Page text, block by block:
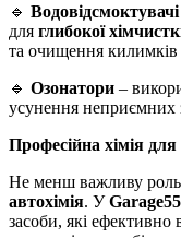
🔹
для глибокої
та очищення килимків
🔹 Озонатори –
усунення неприємних
Професійна хімія для
Не менш важливу роль
автохімія. УGarage55
засоби, які